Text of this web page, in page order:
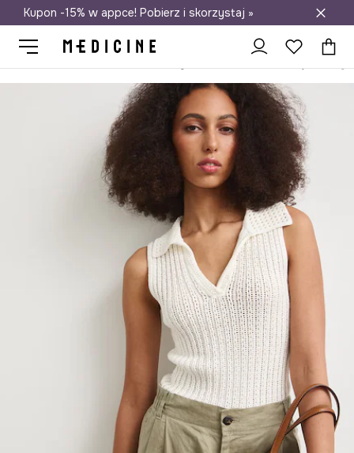
Darmowa dostawa do salonów
Kupon -15% w appce! Pobierz i skorzystaj »